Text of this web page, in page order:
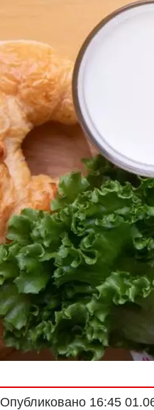
Опубликовано 16:45